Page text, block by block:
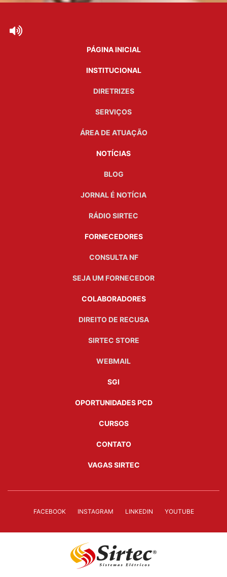
PÁGINA INICIAL
INSTITUCIONAL
DIRETRIZES
SERVIÇOS
ÁREA DE ATUAÇÃO
NOTÍCIAS
BLOG
JORNAL É NOTÍCIA
RÁDIO SIRTEC
FORNECEDORES
CONSULTA NF
SEJA UM FORNECEDOR
COLABORADORES
DIREITO DE RECUSA
SIRTEC STORE
WEBMAIL
SGI
OPORTUNIDADES PCD
CURSOS
CONTATO
VAGAS SIRTEC
FACEBOOK INSTAGRAM LINKEDIN YOUTUBE